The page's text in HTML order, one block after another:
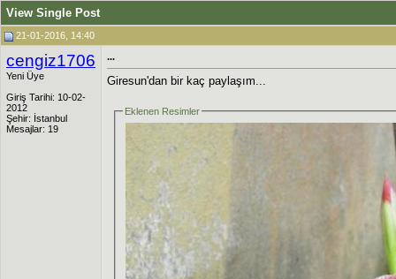
View Single Post
21-01-2016, 14:40
cengiz1706
Yeni Üye
Giriş Tarihi: 10-02-
2012
Şehir: İstanbul
Mesajlar: 19
...
Giresun'dan bir kaç paylaşım...
Eklenen Resimler